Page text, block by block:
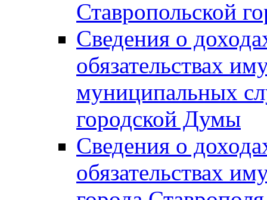
Ставропольской
Сведения о
обязательствах
муниципальных
городской Думы
Сведения о
обязательствах